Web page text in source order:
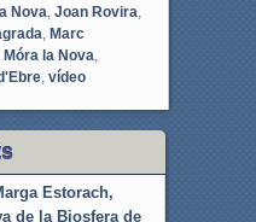
Nova Joan Rovira
Marc
Móra la Nova
, vídeo
Estorach,
de la Biosfera de